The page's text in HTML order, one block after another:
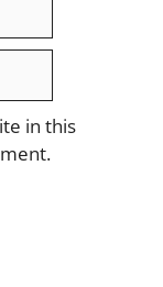
in this